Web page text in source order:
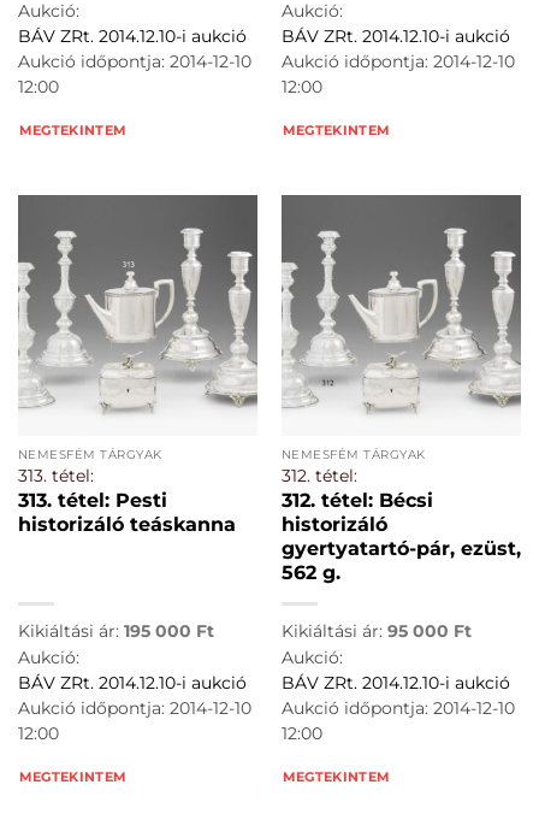
Aukció:
BÁV ZRt. 2014.12.10-i aukció
Aukció időpontja: 2014-12-10
12:00
MEGTEKINTEM
Aukció:
BÁV ZRt. 2014.12.10-i aukció
Aukció időpontja: 2014-12-10
12:00
MEGTEKINTEM
NEMESFÉM TÁRGYAK
313. tétel:
313. tétel: Pesti
historizáló teáskanna
Kikiáltási ár: 195 000 Ft
Aukció:
BÁV ZRt. 2014.12.10-i aukció
Aukció időpontja: 2014-12-10
12:00
MEGTEKINTEM
NEMESFÉM TÁRGYAK
312. tétel:
312. tétel: Bécsi
historizáló
gyertyatartó-pár, ezüst,
562 g.
Kikiáltási ár: 95 000 Ft
Aukció:
BÁV ZRt. 2014.12.10-i aukció
Aukció időpontja: 2014-12-10
12:00
MEGTEKINTEM